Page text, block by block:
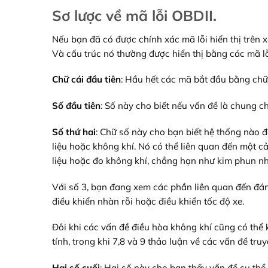
Sơ lược về mã lỗi OBDII.
Nếu bạn đã có được chính xác mã lỗi hiển thị trên
Và cấu trúc nó thường được hiển thị bằng các mã
Chữ cái đầu tiên: Hầu hết các mã bắt đầu bằng
Số đầu tiên: Số này cho biết nếu vấn đề là chung
Số thứ hai: Chữ số này cho bạn biết hệ thống nào
liệu hoặc không khí. Nó có thể liên quan đến một
liệu hoặc đo không khí, chẳng hạn như kim phun
Với số 3, bạn đang xem các phần liên quan đến
điều khiển nhàn rỗi hoặc điều khiển tốc độ xe.
Đôi khi các vấn đề điều hòa không khí cũng có
tính, trong khi 7,8 và 9 thảo luận về các vấn đề